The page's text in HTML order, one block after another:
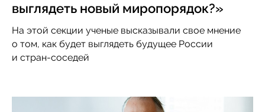
выглядеть новый миропорядок?»
На этой секции ученые высказывали свое мнение
о том, как будет выглядеть будущее России
и стран-соседей